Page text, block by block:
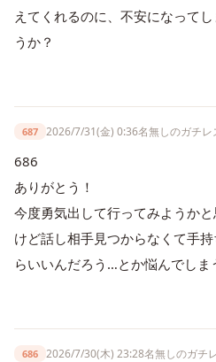
えてくれるのに、不安になって
うか？
687 2026/7/31(金) 0:36名無しのガチレ
686
ありがとう！
今度勇気出して行ってみようかと
けど話し相手見つからなくて手
らいいんだろう…とか悩んでしま
686 2026/7/30(木) 23:28名無しのガチ